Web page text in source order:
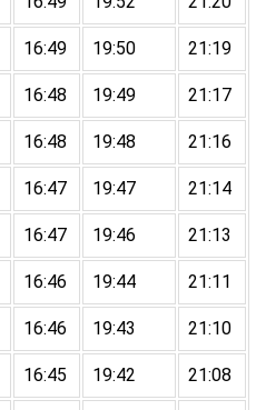
16:49 19:50 21:19
16:48 19:49 21:17
16:48 19:48 21:16
16:47 19:47 21:14
16:47 19:46 21:13
16:46 19:44 21:11
16:46 19:43 21:10
16:45 19:42 21:08